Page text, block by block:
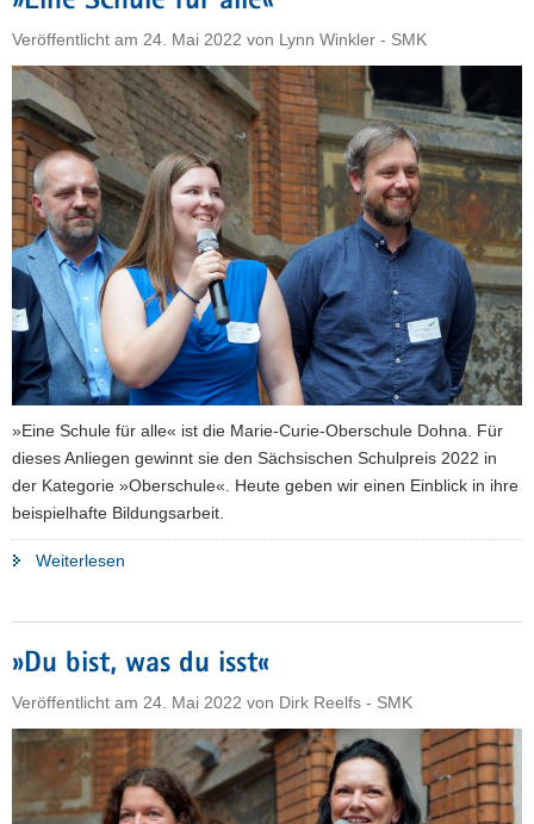
Veröffentlicht am 24. Mai 2022 von Lynn Winkler - SMK
»Eine Schule für alle« ist die Marie-Curie-Oberschule Dohna. Für
dieses Anliegen gewinnt sie den Sächsischen Schulpreis 2022 in
der Kategorie »Oberschule«. Heute geben wir einen Einblick in ihre
beispielhafte Bildungsarbeit.
Weiterlesen
»Du bist, was du isst«
Veröffentlicht am 24. Mai 2022 von Dirk Reelfs - SMK